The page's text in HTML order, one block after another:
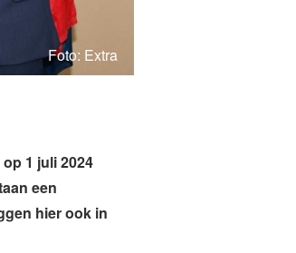
Foto: Extra
1 juli 2024
een
hier ook in